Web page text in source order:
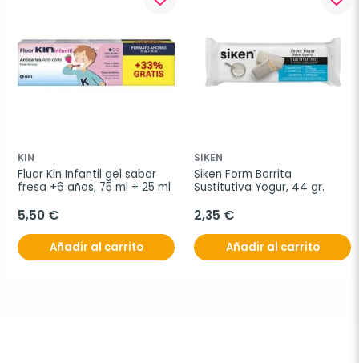
KIN
Fluor Kin Infantil gel sabor
fresa +6 años, 75 ml + 25 ml
5,50 €
Añadir al carrito
SIKEN
Siken Form Barrita
Sustitutiva Yogur, 44 gr.
2,35 €
Añadir al carrito